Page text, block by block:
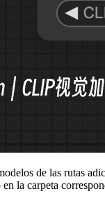
de las rutas
la carpeta